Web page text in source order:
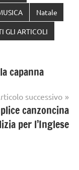
Natale
GLI ARTICOLI
capanna
successivo
canzoncina
per l’Inglese